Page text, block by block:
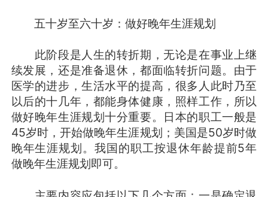
五十岁至六十岁：做好晚年生涯规划
此阶段是人生的转折期，无论是在事业上继
续发展，还是准备退休，都面临转折问题。由于
医学的进步，生活水平的提高，很多人此时乃至
以后的十几年，都能身体健康，照样工作，所以
做好晚年生涯规划十分重要。日本的职工一般是
45岁时，开始做晚年生涯规划；美国是50岁时做
晚年生涯规划。我国的职工按退休年龄提前5年
做晚年生涯规划即可。